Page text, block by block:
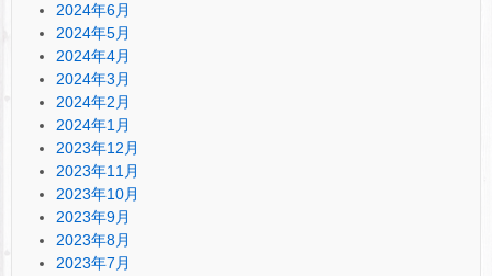
2024年6月
2024年5月
2024年4月
2024年3月
2024年2月
2024年1月
2023年12月
2023年11月
2023年10月
2023年9月
2023年8月
2023年7月